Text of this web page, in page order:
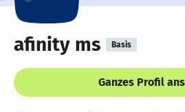
afinity ms Basis
Ganzes Profil